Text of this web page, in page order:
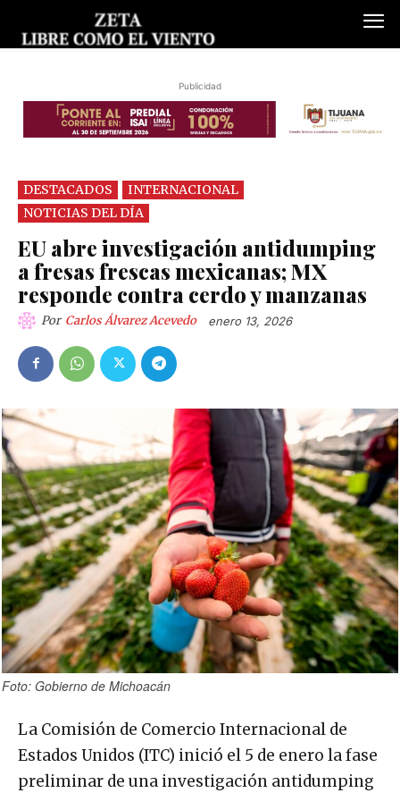
Publicidad
DESTACADOS
INTERNACIONAL
NOTICIAS DEL DÍA
EU abre investigación antidumping
a fresas frescas mexicanas; MX
responde contra cerdo y manzanas
Por Carlos Álvarez Acevedo enero 13, 2026
Foto: Gobierno de Michoacán
La Comisión de Comercio Internacional de
Estados Unidos (ITC) inició el 5 de enero la fase
preliminar de una investigación antidumping